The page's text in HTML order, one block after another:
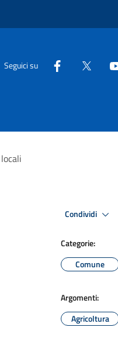
Seguici su
Condividi
Categorie:
Comune
Argomenti:
Agricoltura